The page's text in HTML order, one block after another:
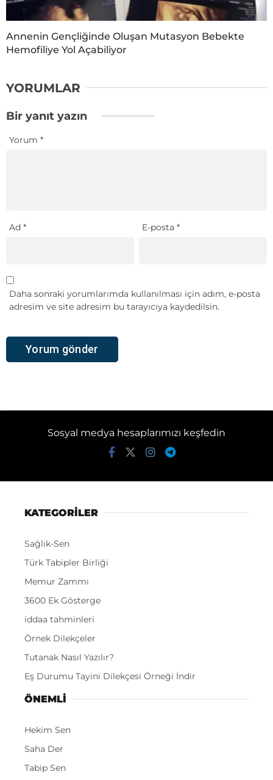
Annenin Gençliğinde Oluşan Mutasyon Bebekte
Hemofiliye Yol Açabiliyor
YORUMLAR
Bir yanıt yazın
Yorum *
Ad * E-posta*
Daha sonraki yorumlarımda kullanılması için adım, e-posta
adresim ve site adresim bu tarayıcıya kaydedilsin.
Sosyal medya hesaplarımızı keşfedin
KATEGORİLER
Sağlık-Sen
Türk Tabipler Birliği
Memur Zammı
3600 Ek Gösterge
iddaa tahminleri
Örnek Dilekçeler
Tutanak Nasıl Yazılır?
Eş Durumu Tayini Dilekçesi Örneği İndir
ÖNEMLI
Hekim Sen
Saha Der
Tabip Sen